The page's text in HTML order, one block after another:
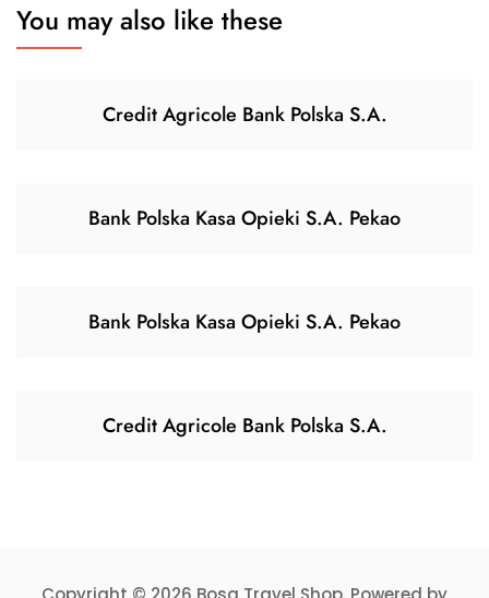
You may also like these
Credit Agricole Bank Polska S.A.
Bank Polska Kasa Opieki S.A. Pekao
Bank Polska Kasa Opieki S.A. Pekao
Credit Agricole Bank Polska S.A.